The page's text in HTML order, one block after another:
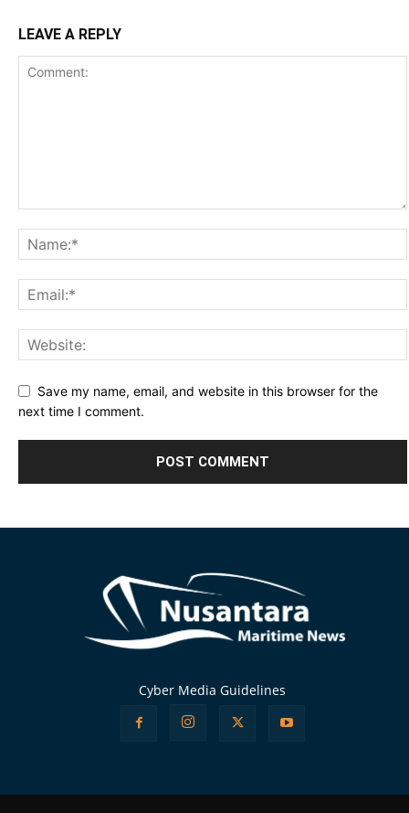
LEAVE A REPLY
Save my name, email, and website in this browser for the
next time I comment.
Cyber Media Guidelines